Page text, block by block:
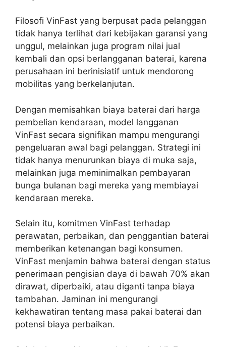
Filosofi VinFast yang berpusat pada pelanggan
tidak hanya terlihat dari kebijakan garansi yang
unggul, melainkan juga program nilai jual
kembali dan opsi berlangganan baterai, karena
perusahaan ini berinisiatif untuk mendorong
mobilitas yang berkelanjutan.
Dengan memisahkan biaya baterai dari harga
pembelian kendaraan, model langganan
VinFast secara signifikan mampu mengurangi
pengeluaran awal bagi pelanggan. Strategi ini
tidak hanya menurunkan biaya di muka saja,
melainkan juga meminimalkan pembayaran
bunga bulanan bagi mereka yang membiayai
kendaraan mereka.
Selain itu, komitmen VinFast terhadap
perawatan, perbaikan, dan penggantian baterai
memberikan ketenangan bagi konsumen.
VinFast menjamin bahwa baterai dengan status
penerimaan pengisian daya di bawah 70% akan
dirawat, diperbaiki, atau diganti tanpa biaya
tambahan. Jaminan ini mengurangi
kekhawatiran tentang masa pakai baterai dan
potensi biaya perbaikan.